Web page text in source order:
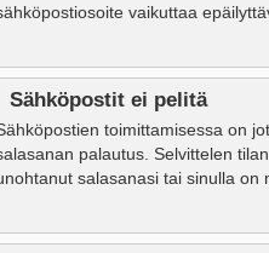
vaikuttaa
Sähköpostit ei pelitä
toimittamisessa on
palautus. Selvittelen
salasanasi tai sinulla on